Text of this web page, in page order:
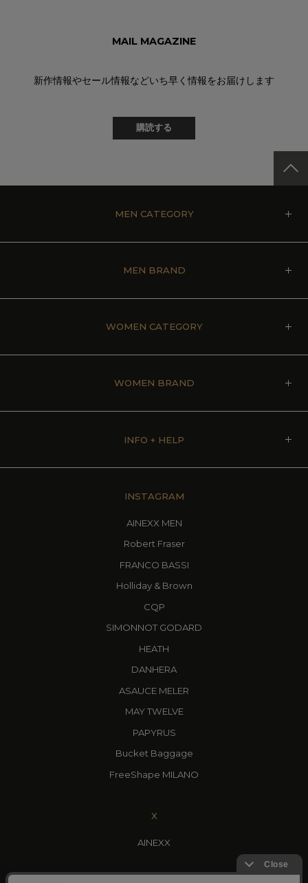
MAIL MAGAZINE
新作情報やセール情報などいち早く情報をお届けします
購読する
MEN CATEGORY
MEN BRAND
WOMEN CATEGORY
WOMEN BRAND
INFO + HELP
INSTAGRAM
AINEXX MEN
Robert Fraser
FRANCO BASSI
Holliday & Brown
CQP
SIMONNOT GODARD
HEATH
DANHERA
ASAUCE MELER
MAY TWELVE
PAPYRUS
Bucket Baggage
FreeShape MILANO
X
AINEXX